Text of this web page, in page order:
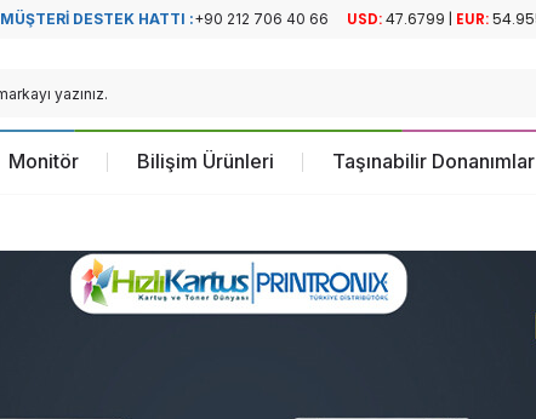
MÜŞTERI DESTEK HATTI :+90 212 706 40 66
Monitör Bilişim Ürünleri Taşınabilir Donanımlar